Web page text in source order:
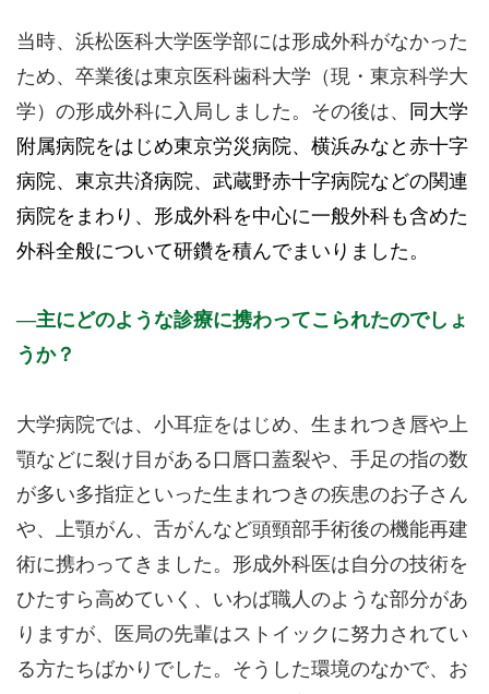
当時、浜松医科大学医学部には形成外科がなかった
ため、卒業後は東京医科歯科大学（現・東京科学大
学）の形成外科に入局しました。その後は、
同大学
附属病院をはじめ東京労災病院、横浜みなと赤十字
病院、東京共済病院、武蔵野赤十字病院などの関連
病院をまわり、形成外科を中心に一般外科も含めた
外科全般について研鑽を積んでまいりました。
主にどのような診療に携わってこられたのでしょ
うか？
大学病院では、小耳症をはじめ、生まれつき唇や上
顎などに裂け目がある口唇口蓋裂や、手足の指の数
が多い多指症といった生まれつきの疾患のお子さん
や、上顎がん、舌がんなど頭頸部手術後の機能再建
術に携わってきました。形成外科医は自分の技術を
ひたすら高めていく、いわば職人のような部分があ
りますが、医局の先輩はストイックに努力されてい
る方たちばかりでした。そうした環境のなかで、お